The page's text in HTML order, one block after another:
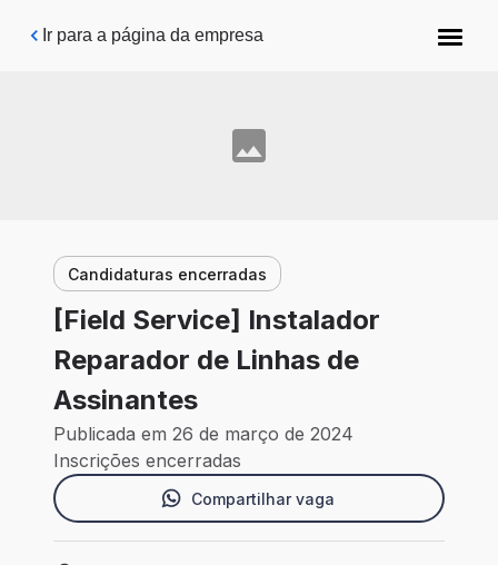
Pular para o conteúdo principal
Ir para a página da empresa
Candidaturas encerradas
[Field Service] Instalador
Reparador de Linhas de
Assinantes
Publicada em 26 de março de 2024
Inscrições encerradas
Compartilhar vaga